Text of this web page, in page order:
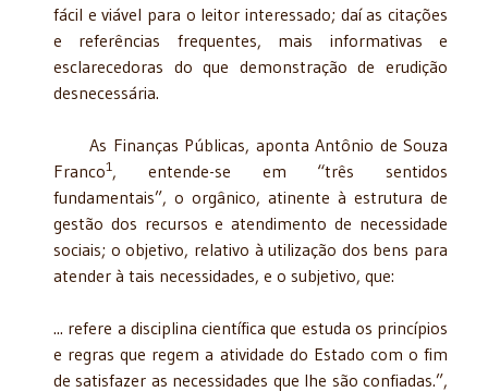
fácil e viável para o leitor interessado; daí as citações
e referências frequentes, mais informativas e
esclarecedoras do que demonstração de erudição
desnecessária.
As Finanças Públicas, aponta Antônio de Souza
Franco1 , entende-se em “três sentidos
fundamentais”, o orgânico, atinente à estrutura de
gestão dos recursos e atendimento de necessidade
sociais; o objetivo, relativo à utilização dos bens para
atender à tais necessidades, e o subjetivo, que:
... refere a disciplina científica que estuda os princípios
e regras que regem a atividade do Estado com o fim
de satisfazer as necessidades que lhe são confiadas.”,